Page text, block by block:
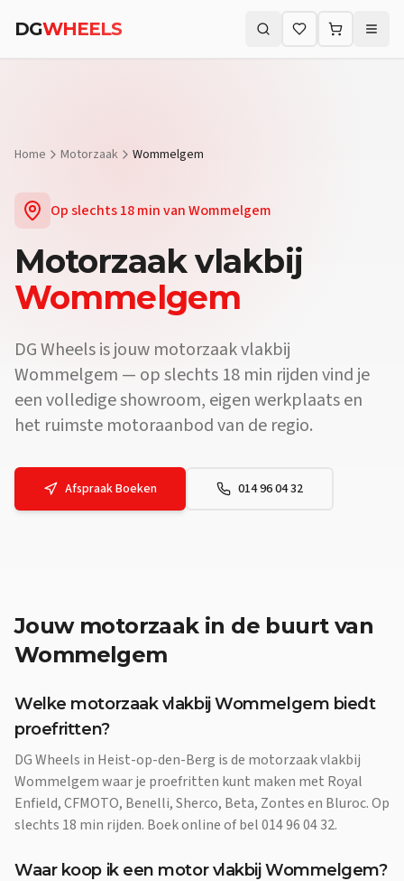
Vraag:Waar koop ik een motor vlakbij Wommelgem? Antwoord:
DGWHEELS Zoeken (⌘K)
Home Motorzaak Wommelgem
Op slechts18 minvanWommelgem
Motorzaakvlakbij
Wommelgem
DG Wheels is jouw motorzaak vlakbij
Wommelgem — op slechts 18 min rijden vind je
een volledige showroom, eigen werkplaats en
het ruimste motoraanbod van de regio.
Afspraak Boeken 014 96 04 32
Jouw motorzaakin de buurt van
Wommelgem
Welke motorzaak vlakbij Wommelgem biedt
proefritten?
DG Wheels in Heist-op-den-Berg is de motorzaak vlakbij
Wommelgem waar je proefritten kunt maken met Royal
Enfield, CFMOTO, Benelli, Sherco, Beta, Zontes en Bluroc. Op
slechts 18 min rijden. Boek online of bel 014 96 04 32.
Waar koop ik een motor vlakbij Wommelgem?